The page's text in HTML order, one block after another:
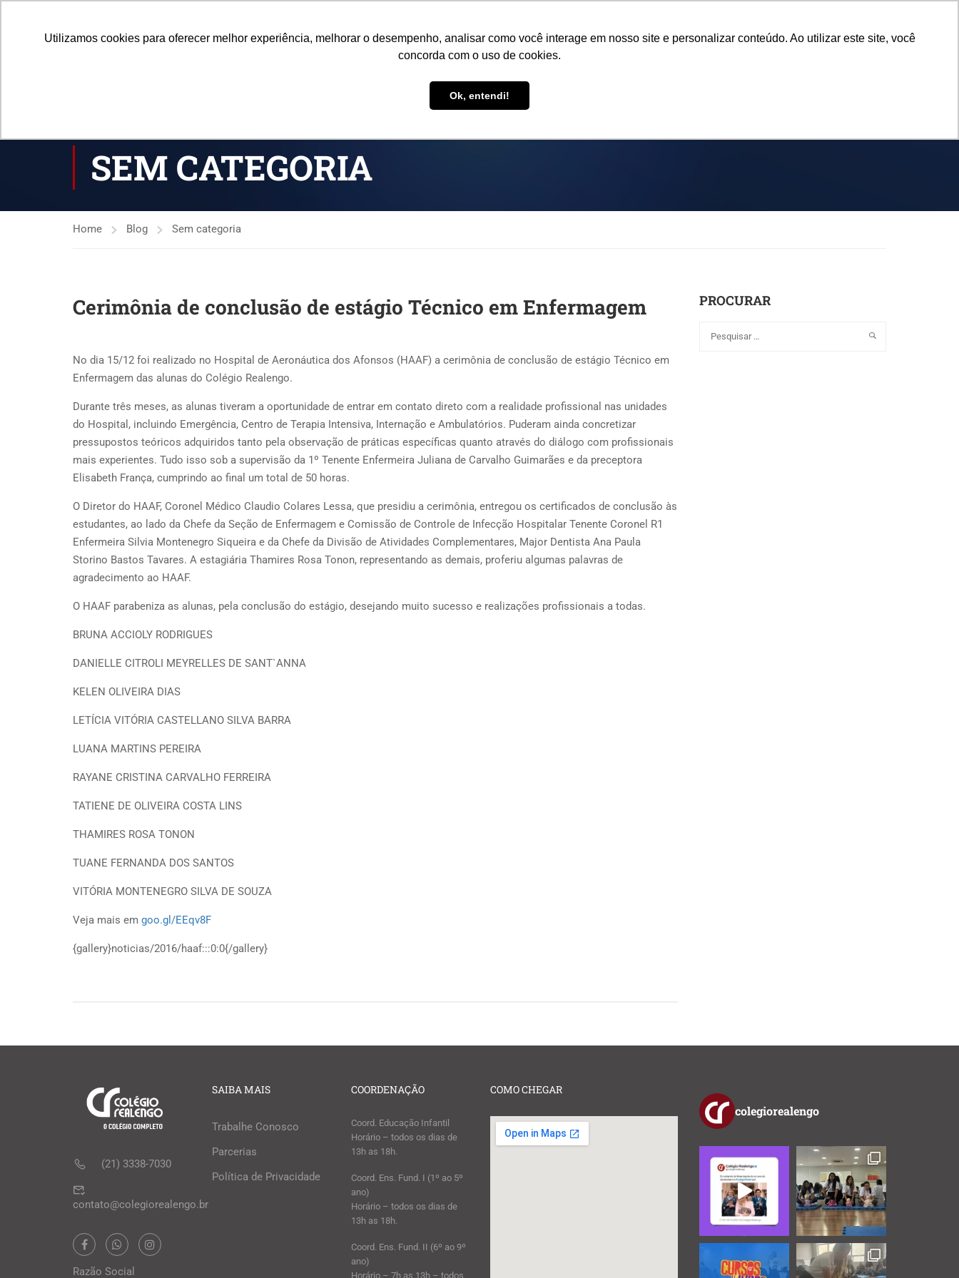
Utilizamos cookies para oferecer melhor experiência, melhorar o desempenho, analisar como você interage em nosso site e personalizar conteúdo. Ao utilizar este site, você
concorda com o uso de cookies.
Ok, entendi!
EDUCADORES CURSOS
SEM CATEGORIA
Home Blog Sem categoria
Cerimônia de conclusão de estágio Técnico em Enfermagem
No dia 15/12 foi realizado no Hospital de Aeronáutica dos Afonsos (HAAF) a cerimônia de conclusão de estágio Técnico em
Enfermagem das alunas do Colégio Realengo.
Durante três meses, as alunas tiveram a oportunidade de entrar em contato direto com a realidade profissional nas unidades
do Hospital, incluindo Emergência, Centro de Terapia Intensiva, Internação e Ambulatórios. Puderam ainda concretizar
pressupostos teóricos adquiridos tanto pela observação de práticas específicas quanto através do diálogo com profissionais
mais experientes. Tudo isso sob a supervisão da 1º Tenente Enfermeira Juliana de Carvalho Guimarães e da preceptora
Elisabeth França, cumprindo ao final um total de 50 horas.
O Diretor do HAAF, Coronel Médico Claudio Colares Lessa, que presidiu a cerimônia, entregou os certificados de conclusão às
estudantes, ao lado da Chefe da Seção de Enfermagem e Comissão de Controle de Infecção Hospitalar Tenente Coronel R1
Enfermeira Silvia Montenegro Siqueira e da Chefe da Divisão de Atividades Complementares, Major Dentista Ana Paula
Storino Bastos Tavares. A estagiária Thamires Rosa Tonon, representando as demais, proferiu algumas palavras de
agradecimento ao HAAF.
O HAAF parabeniza as alunas, pela conclusão do estágio, desejando muito sucesso e realizações profissionais a todas.
BRUNA ACCIOLY RODRIGUES
DANIELLE CITROLI MEYRELLES DE SANT`ANNA
KELEN OLIVEIRA DIAS
LETÍCIA VITÓRIA CASTELLANO SILVA BARRA
LUANA MARTINS PEREIRA
RAYANE CRISTINA CARVALHO FERREIRA
TATIENE DE OLIVEIRA COSTA LINS
THAMIRES ROSA TONON
TUANE FERNANDA DOS SANTOS
VITÓRIA MONTENEGRO SILVA DE SOUZA
Veja mais em goo.gl/EEqv8F
{gallery}noticias/2016/haaf:::0:0{/gallery}
PROCURAR
(21) 3338-7030
contato@colegiorealengo.br
Razão Social
SAIBA MAIS
Trabalhe Conosco
Parcerias
Política de Privacidade
COORDENAÇÃO
Coord. Educação Infantil
Horário – todos os dias de
13h as 18h.
Coord. Ens. Fund. I (1º ao 5º
ano)
Horário – todos os dias de
13h as 18h.
Coord. Ens. Fund. II (6º ao 9º
ano)
Horário – 7h as 13h – todos
COMO CHEGAR
colegiorealengo